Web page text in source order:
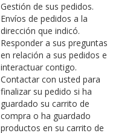
Gestión de sus pedidos.
Envíos de pedidos a la
dirección que indicó.
Responder a sus preguntas
en relación a sus pedidos e
interactuar contigo.
Contactar con usted para
finalizar su pedido si ha
guardado su carrito de
compra o ha guardado
productos en su carrito de